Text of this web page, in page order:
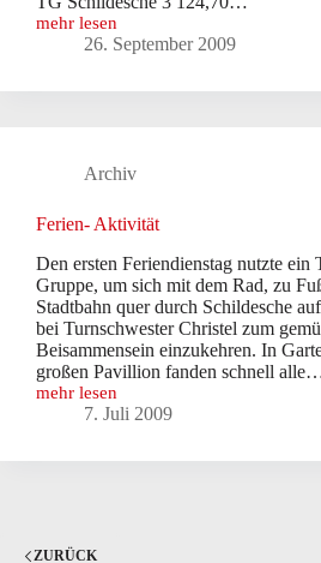
mehr lesen
1.
Bezirksligawettkampf
Senne
26. September 2009
Archiv
Ferien- Aktivität
Den ersten Feriendienstag nutzte ein
Gruppe, um sich mit dem Rad, zu
Stadtbahn quer durch Schildesche
bei Turnschwester Christel zum
Beisammensein einzukehren. In
großen Pavillion fanden schnell
mehr lesen
Ferien-
Aktivität7. Juli 2009
ZURÜCK